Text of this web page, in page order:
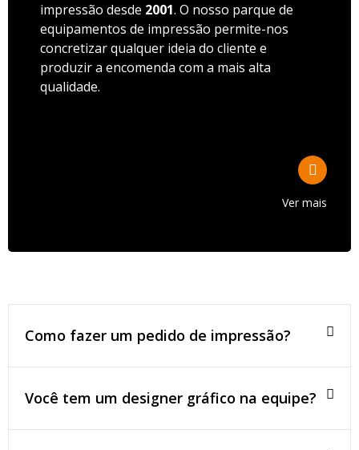
Como fazer um pedido de impressão?
Você tem um designer gráfico na equipe?
impressão desde 2001. O nosso parque de
equipamentos de impressão permite-nos
concretizar qualquer ideia do cliente e
produzir a encomenda com a mais alta
qualidade.
Ver mais